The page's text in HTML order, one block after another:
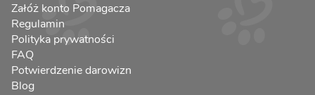
Załóż konto Pomagacza
Regulamin
Polityka prywatności
FAQ
Potwierdzenie darowizn
Blog